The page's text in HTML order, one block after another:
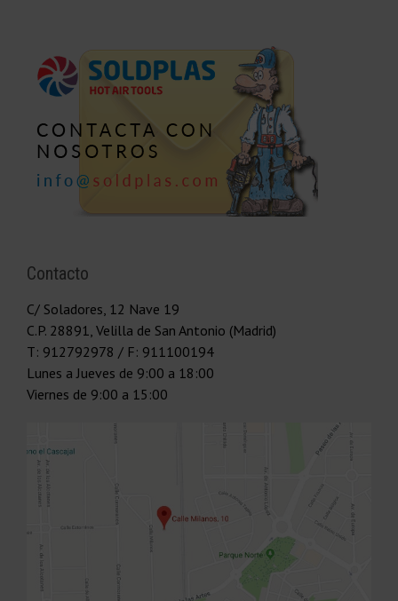
Contacto
C/ Soladores, 12 Nave 19
C.P. 28891 Velilla de San Antonio (Madrid)
T: 912792978 / F: 911100194
Lunes a Jueves de 9:00 a 18:00
Viernes de 9:00 a 15:00